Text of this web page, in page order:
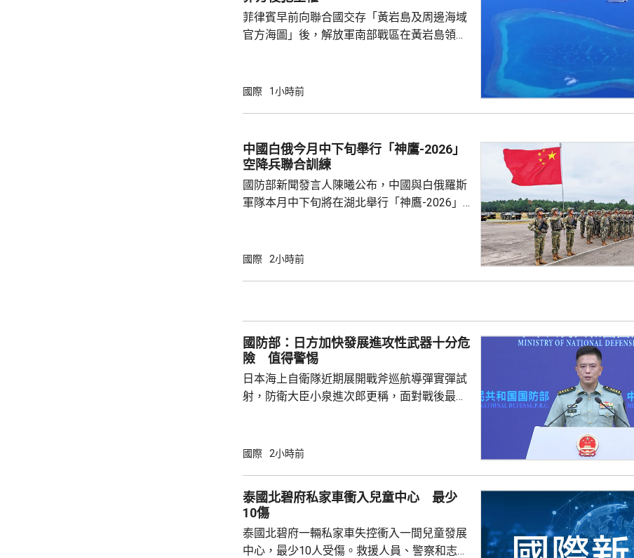
四高。夜間最低氣溫保持在25度或以上的「熱
帶夜」亦...
菲律賓早前向聯合國交存「黃岩島及周邊海域
官方海圖」後，解放軍南部戰區在黃岩島領
被菲方批評是非法行為。 國防部新聞發言人陳
據國際法宣布黃岩島領海基線的國家，譴責菲
方行徑嚴重侵犯中國領土主權，違反國際法與
國際 1小時前
中國白俄今月中下旬舉行「神鷹-2026」
空降兵聯合訓練
國防部新聞發言人陳曦公布，中國與白俄羅斯
軍隊本月中下旬將在湖北舉行「神鷹-2026」
剿與固守等演練，是雙方第4次舉行有關系列
恐行動為背景的「雄鷹突擊-2024」陸軍聯合
訓練。至於「神鷹」系列對上一次...
國際 2小時前
國防部：日方加快發展進攻性武器十分危
險 值得警惕
日本海上自衛隊近期展開戰斧巡航導彈實彈試
射，防衛大臣小泉進次郎更稱，面對戰後最嚴
批評日方加快發展進攻性武器的動向日益猖
守防衛規制，加速推進再軍事化的藉口。 陳曦
說，真正威脅日本安全、地區和平穩定的，恰
恰是日本國內謀求擴軍備武、加速再軍事化...
國際 2小時前
泰國北碧府私家車衝入兒童中心 最少
10傷
泰國北碧府一輛私家車失控衝入一間兒童發展
中心，最少10人受傷。救援人員、警察和志願